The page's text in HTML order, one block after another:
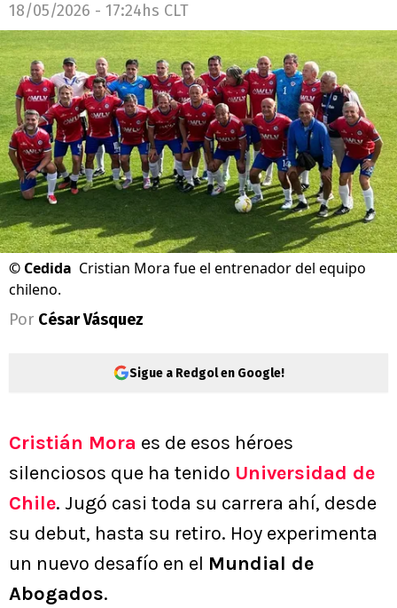
18/05/2026 - 17:24hs CLT
© Cedida Cristian Mora fue el entrenador del equipo
chileno.
Por César Vásquez
Sigue a Redgol en Google!
Cristián Mora es de esos héroes
silenciosos que ha tenido Universidad de
Chile. Jugó casi toda su carrera ahí, desde
su debut, hasta su retiro. Hoy experimenta
un nuevo desafío en el Mundial de
Abogados.